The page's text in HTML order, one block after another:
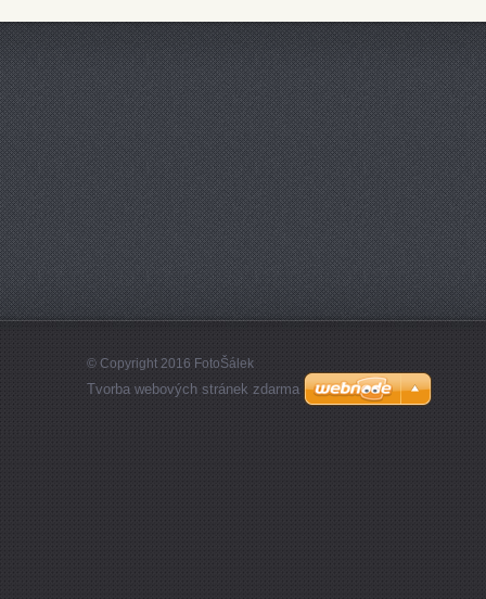
© Copyright 2016 FotoŠálek
Tvorba webových stránek zdarma